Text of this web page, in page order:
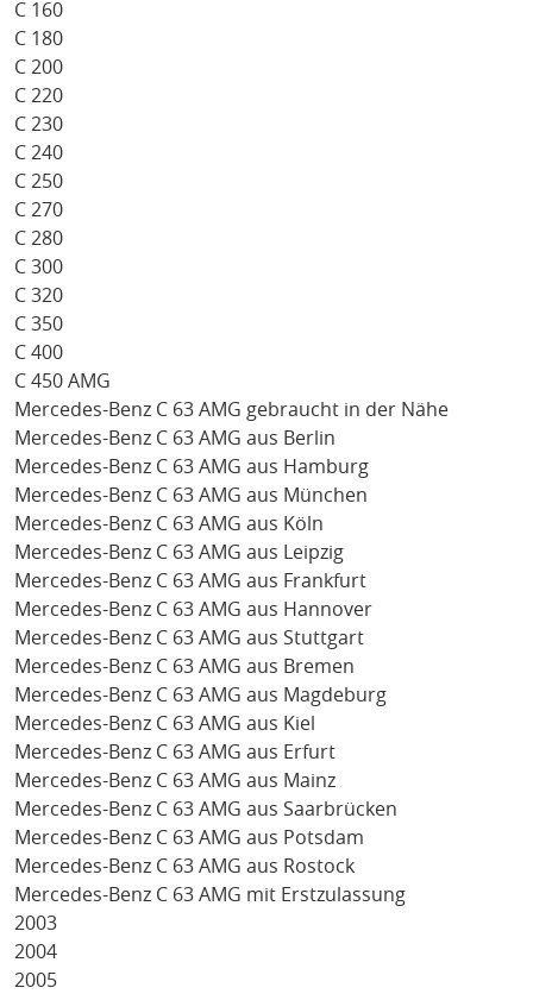
C 160
C 180
C 200
C 220
C 230
C 240
C 250
C 270
C 280
C 300
C 320
C 350
C 400
C 450 AMG
Mercedes-Benz C 63 AMG gebraucht in der Nähe
Mercedes-Benz C 63 AMG aus Berlin
Mercedes-Benz C 63 AMG aus Hamburg
Mercedes-Benz C 63 AMG aus München
Mercedes-Benz C 63 AMG aus Köln
Mercedes-Benz C 63 AMG aus Leipzig
Mercedes-Benz C 63 AMG aus Frankfurt
Mercedes-Benz C 63 AMG aus Hannover
Mercedes-Benz C 63 AMG aus Stuttgart
Mercedes-Benz C 63 AMG aus Bremen
Mercedes-Benz C 63 AMG aus Magdeburg
Mercedes-Benz C 63 AMG aus Kiel
Mercedes-Benz C 63 AMG aus Erfurt
Mercedes-Benz C 63 AMG aus Mainz
Mercedes-Benz C 63 AMG aus Saarbrücken
Mercedes-Benz C 63 AMG aus Potsdam
Mercedes-Benz C 63 AMG aus Rostock
Mercedes-Benz C 63 AMG mit Erstzulassung
2003
2004
2005